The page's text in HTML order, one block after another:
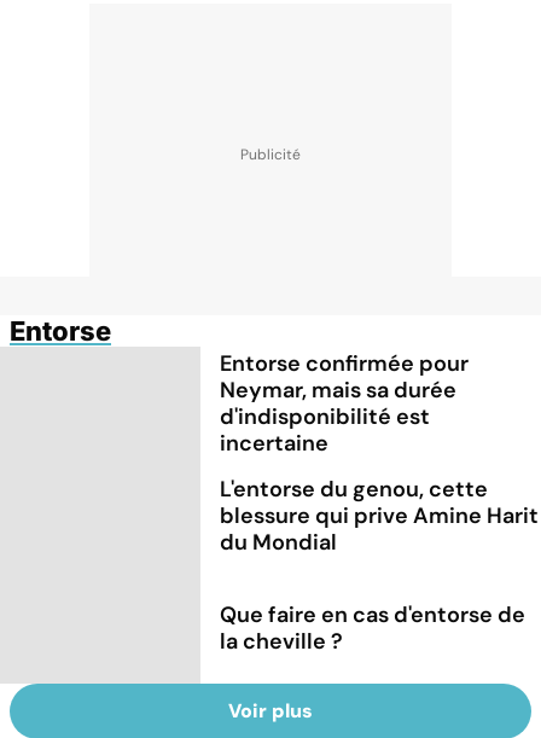
Entorse
Entorse confirmée pour
Neymar, mais sa durée
d'indisponibilité est
incertaine
L'entorse du genou, cette
blessure qui prive Amine Harit
du Mondial
Que faire en cas d'entorse de
la cheville ?
Voir plus